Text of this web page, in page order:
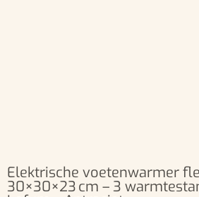
Elektrische voetenwarmer
30×30×23 cm – 3